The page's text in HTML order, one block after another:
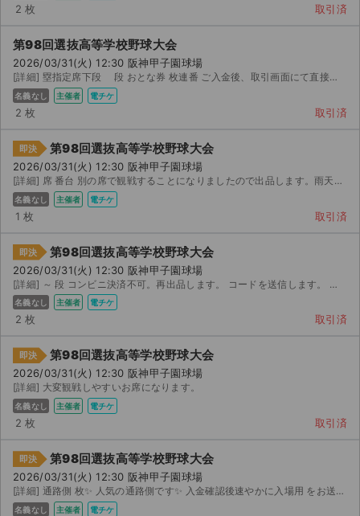
サイト情報
チケットジャム運営会社
チケットジャム利用規約
プライバシーポリシー
特定商取引法に基づく表記
公演登録依頼
不正転売禁止法について
チケットジャムの取り組み
音楽情報
2 枚 取引済
第98回選抜高等学校野球大会
2026/03/31(火) 12:30 阪神甲子園球場
[詳細] 塁指定席下段 段 おとな券 枚連番 ご入金後、取引画面にて直接入場 コード画像を送ります。
名義なし 主催者 電チケ
2 枚 取引済
即決 第98回選抜高等学校野球大会
2026/03/31(火) 12:30 阪神甲子園球場
[詳細] 席 番台 別の席で観戦することになりましたので出品します。雨天順延の場合、チケジャム事務局...
名義なし 主催者 電チケ
1 枚 取引済
即決 第98回選抜高等学校野球大会
2026/03/31(火) 12:30 阪神甲子園球場
[詳細] ～ 段 コンビニ決済不可。再出品します。 コードを送信します。 中止の場合手数料を引い...
名義なし 主催者 電チケ
2 枚 取引済
即決 第98回選抜高等学校野球大会
2026/03/31(火) 12:30 阪神甲子園球場
[詳細] 大変観戦しやすいお席になります。
名義なし 主催者 電チケ
2 枚 取引済
即決 第98回選抜高等学校野球大会
2026/03/31(火) 12:30 阪神甲子園球場
[詳細] 通路側 枚✨ 人気の通路側です✨ 入金確認後速やかに入場用 をお送りいたします。 中止の...
名義なし 主催者 電チケ